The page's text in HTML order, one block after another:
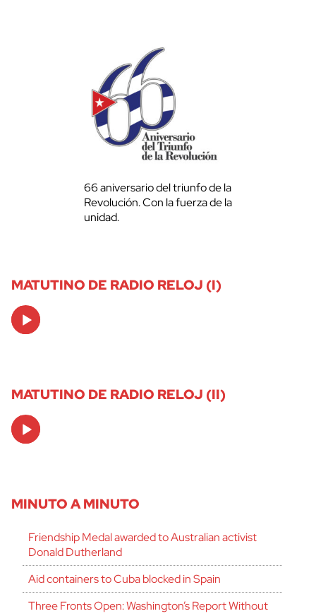
66 aniversario del triunfo de la
Revolución. Con la fuerza de la
unidad.
MATUTINO DE RADIO RELOJ (I)
Audio
Player
MATUTINO DE RADIO RELOJ (II)
Audio
Player
MINUTO A MINUTO
Friendship Medal awarded to Australian activist
Donald Dutherland
Aid containers to Cuba blocked in Spain
Three Fronts Open: Washington’s Report Without